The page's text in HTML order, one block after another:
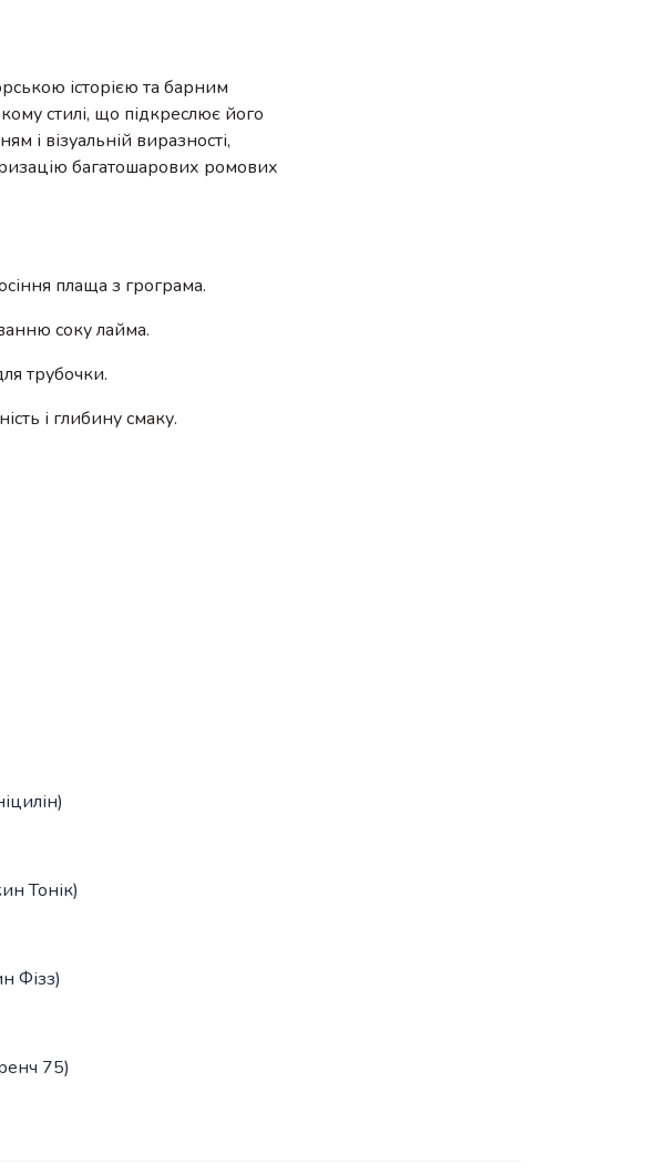
історією та барним
стилі, що підкреслює його
і візуальній виразності,
багатошарових ромових
плаща з грограма.
соку лайма.
трубочки.
і глибину смаку.
Тонік)
Фізз)
75)